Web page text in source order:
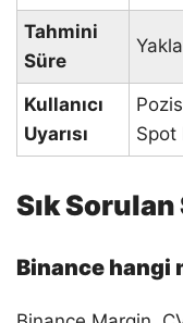
Tahmini
Süre
Kullanıcı
Uyarısı
Spot
Sık
Binance hangi